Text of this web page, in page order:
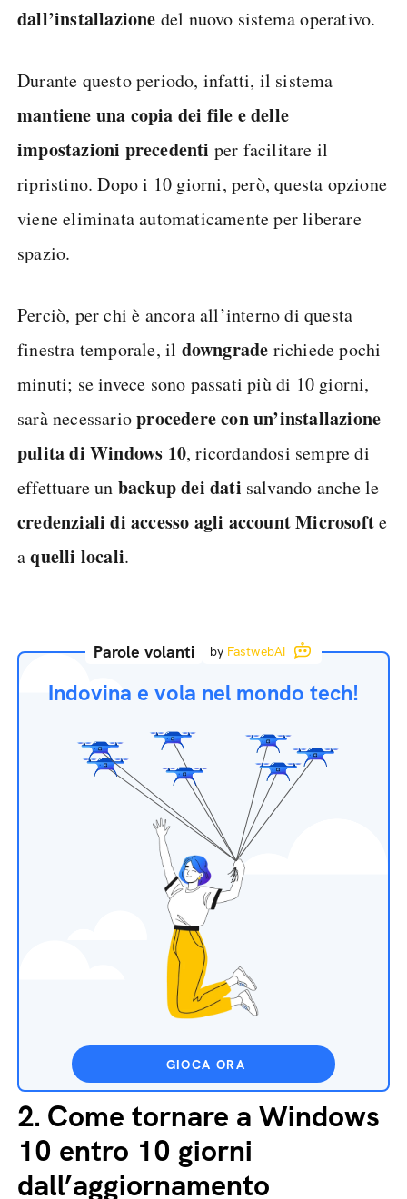
dall’installazione del nuovo sistema operativo.
Durante questo periodo, infatti, il sistema
mantiene una copia dei file e delle
impostazioni precedenti per facilitare il
ripristino. Dopo i 10 giorni, però, questa opzione
viene eliminata automaticamente per liberare
spazio.
Perciò, per chi è ancora all’interno di questa
finestra temporale, il downgrade richiede pochi
minuti; se invece sono passati più di 10 giorni,
sarà necessarioprocedere con un’installazione
pulita di Windows 10, ricordandosi sempre di
effettuare un backup dei dati salvando anche le
credenziali di accesso agli account Microsofte
aquelli locali.
Parole volanti by FastwebAI
Indovina e vola nel mondo tech!
GIOCA ORA
2. Come tornare a Windows
10 entro 10 giorni
dall’aggiornamento